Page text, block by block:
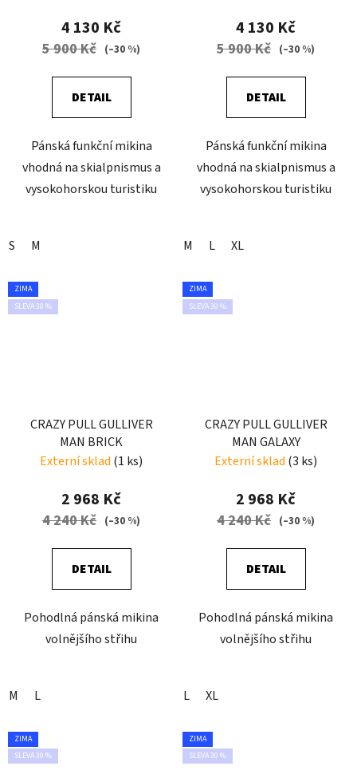
4 130 Kč
5 900 Kč (–30 %)
DETAIL
Pánská funkční mikina
vhodná na skialpnismus a
vysokohorskou turistiku
S M
4 130 Kč
5 900 Kč (–30 %)
DETAIL
Pánská funkční mikina
vhodná na skialpnismus a
vysokohorskou turistiku
M L XL
ZIMA
SLEVA 30 %
CRAZY PULL GULLIVER
MAN BRICK
Externí sklad (1 ks)
2 968 Kč
4 240 Kč (–30 %)
DETAIL
Pohodlná pánská mikina
volnějšího střihu
M L
ZIMA
SLEVA 30 %
CRAZY PULL GULLIVER
MAN GALAXY
Externí sklad (3 ks)
2 968 Kč
4 240 Kč (–30 %)
DETAIL
Pohodlná pánská mikina
volnějšího střihu
L XL
ZIMA
SLEVA 30 %
ZIMA
SLEVA 30 %